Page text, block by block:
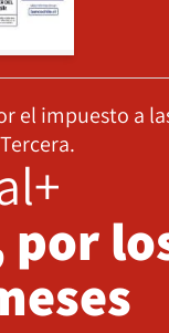
el impuesto a
por